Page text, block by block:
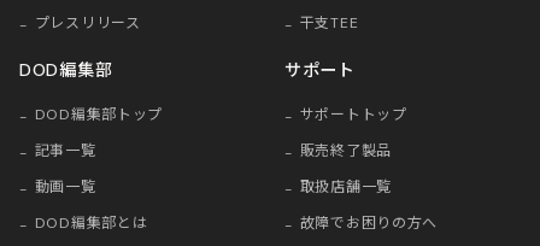
プレスリリース
干支TEE
DOD編集部
DOD編集部トップ
記事一覧
動画一覧
DOD編集部とは
サポート
サポートトップ
販売終了製品
取扱店舗一覧
故障でお困りの方へ